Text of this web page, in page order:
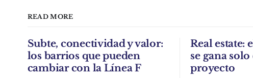
READ MORE
Subte, conectividad y valor:
los barrios que pueden
cambiar con la Línea F
Real estate:
se gana
proyecto